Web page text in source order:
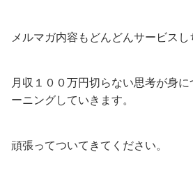
メルマガ内容もどんどんサービスし
月収１００万円切らない思考が身
ーニングしていきます。
頑張ってついてきてください。